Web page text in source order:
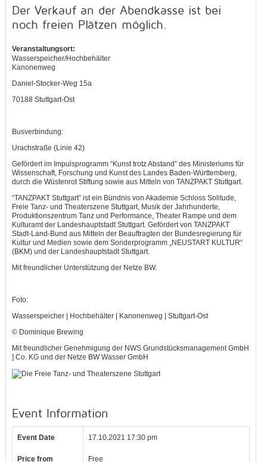
Der Verkauf an der Abendkasse ist bei
noch freien Plätzen möglich.
Veranstaltungsort:
Wasserspeicher/Hochbehälter
Kanonenweg
Daniel-Stocker-Weg 15a
70188 Stuttgart-Ost
Busverbindung:
Urachstraße (Linie 42)
Gefördert im Impulsprogramm “Kunst trotz Abstand” des Ministeriums für
Wissenschaft, Forschung und Kunst des Landes Baden-Württemberg,
durch die Wüstenrot Stiftung sowie aus Mitteln von TANZPAKT Stuttgart.
“TANZPAKT Stuttgart” ist ein Bündnis von Akademie Schloss Solitude,
Freie Tanz- und Theaterszene Stuttgart, Musik der Jahrhunderte,
Produktionszentrum Tanz und Performance, Theater Rampe und dem
Kulturamt der Landeshauptstadt Stuttgart. Gefördert von TANZPAKT
Stadt-Land-Bund aus Mitteln der Beauftragten der Bundesregierung für
Kultur und Medien sowie dem Sonderprogramm „NEUSTART KULTUR“
(BKM) und der Landeshauptstadt Stuttgart.
Mit freundlicher Unterstützung der Netze BW.
Foto:
Wasserspeicher | Hochbehälter | Kanonenweg | Stuttgart-Ost
© Dominique Brewing
Mit freundlicher Genehmigung der NWS Grundstücksmanagement GmbH
] Co. KG und der Netze BW Wasser GmbH
Event Information
Event Date 17.10.2021 17:30 pm
Price from Free